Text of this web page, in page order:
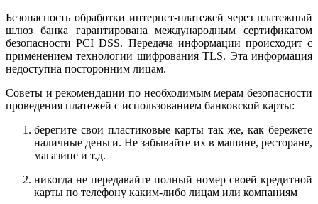
Безопасность обработки интернет-платежей через платежный
шлюз банка гарантирована международным сертификатом
безопасности PCI DSS. Передача информации происходит с
применением технологии шифрования TLS. Эта информация
недоступна посторонним лицам.
Советы и рекомендации по необходимым мерам безопасности
проведения платежей с использованием банковской карты:
берегите свои пластиковые карты так же, как бережете
наличные деньги. Не забывайте их в машине, ресторане,
магазине и т.д.
никогда не передавайте полный номер своей кредитной
карты по телефону каким-либо лицам или компаниям